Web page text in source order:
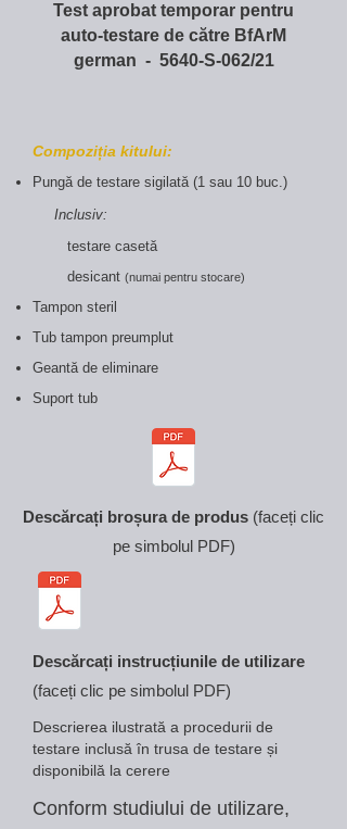
Test aprobat temporar pentru
auto-testare de către BfArM
german - 5640-S-062/21
Compoziția kitului:
Pungăde testare sigilată(1 sau 10 buc.)
Inclusiv:
testare casetă
desicant (numai pentru stocare)
Tampon steril
Tub tampon preumplut
Geantă de eliminare
Suport tub
Descărcați broșura de produs (faceți clic
pe simbolul PDF)
Descărcați instrucțiunile de utilizare
(faceți clic pe simbolul PDF)
Descrierea ilustrată a procedurii de
testare inclusă în trusa de testare și
disponibilă la cerere
Conform studiului de utilizare,